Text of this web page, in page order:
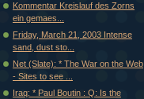
Kommentar Kreislauf des Zorns
ein gemaes...
Friday, March 21, 2003 Intense
sand, dust sto...
Net (Slate): * The War on the Web
- Sites to see ...
Iraq: * Paul Boutin : Q: Is the